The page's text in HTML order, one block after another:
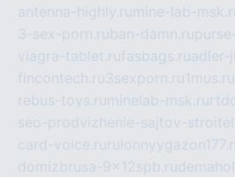
antenna-highly.ru mine-lab-
3-sex-porn.ruban-damn.ru
viagra-tablet.rufasbags.ruadler-
fincontech.ru3sexporn.ru1mus.ru
rebus-toys.ru minelab-msk.ru
seo-prodvizhenie-sajtov-
card-voice.ru
domizbrusa-9x12spb.ru